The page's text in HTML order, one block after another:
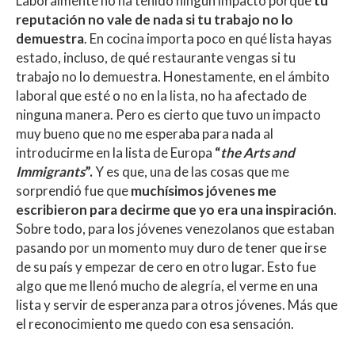
reputación no vale de nada si tu trabajo no lo
demuestra. En cocina importa poco en qué lista hayas
estado, incluso, de qué restaurante vengas si tu
trabajo no lo demuestra. Honestamente, en el ámbito
laboral que esté o no en la lista, no ha afectado de
ninguna manera. Pero es cierto que tuvo un impacto
muy bueno que no me esperaba para nada al
introducirme en la lista de Europa “the Arts and
Immigrants”.Y es que, una de las cosas que me
sorprendió fue quemuchísimos jóvenes me
escribieron para decirme que yo era una inspiración.
Sobre todo, para los jóvenes venezolanos que estaban
pasando por un momento muy duro de tener que irse
de su país y empezar de cero en otro lugar. Esto fue
algo que me llenó mucho de alegría, el verme en una
lista y servir de esperanza para otros jóvenes. Más que
el reconocimiento me quedo con esa sensación.